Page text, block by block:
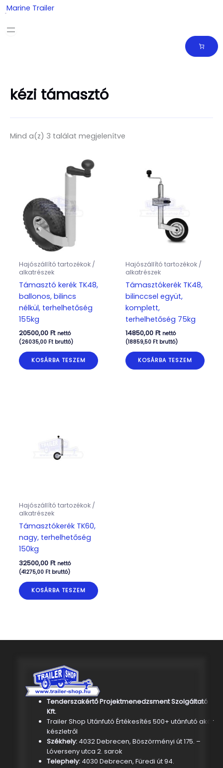
Skip
to
content
Marine Trailer
kézi támasztó
Mind a(z) 3 találat megjelenítve
Hajószállító tartozékok /
alkatrészek
Támasztó kerék TK48,
ballonos, bilincs
nélkül, terhelhetőség
155kg
20500,00 Ft nettó
(26035,00 Ftbruttó)
KOSÁRBA TESZEM
Hajószállító tartozékok /
alkatrészek
Támasztókerék TK48,
bilinccsel együt,
komplett,
terhelhetőség 75kg
14850,00 Ft nettó
(18859,50 Ftbruttó)
KOSÁRBA TESZEM
Hajószállító tartozékok /
alkatrészek
Támasztókerék TK60,
nagy, terhelhetőség
150kg
32500,00 Ft nettó
(41275,00 Ftbruttó)
KOSÁRBA TESZEM
Tenderszakértő Projektmenedzsment Szolgáltató
Kft.
Trailer Shop Utánfutó Értékesítés 500+ utánfutó akár
készletről
Székhely: 4032 Debrecen, Böszörményi út 175. –
Lóverseny utca 2. sarok
Telephely:4030 Debrecen, Füredi út 94.